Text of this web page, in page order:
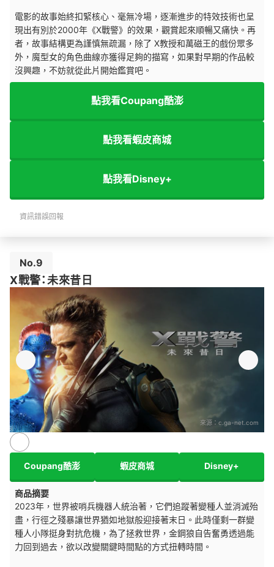
電影的故事始終扣緊核心、毫無冷場，逐漸進步的特效技術也呈
現出有別於2000年《X戰警》的效果，觀賞起來順暢又痛快。再
者，故事結構更為謹慎無疏漏，除了 X教授和萬磁王的戲份眾多
外，魔型女的角色曲線亦獲得足夠的描寫，如果對早期的作品較
沒興趣，不妨就從此片開始鑑賞吧。
點我看Coupang酷澎
點我看蝦皮商城
點我看Disney+
資訊錯誤回報
No.9
X戰警：未來昔日
來源： c.ga-net.com
Coupang酷澎 蝦皮商城 Disney+
商品摘要
2023年，世界被哨兵機器人統治著，它們追蹤著變種人並消滅殆
盡，行徑之殘暴讓世界猶如地獄般迎接著末日。此時僅剩一群變
種人小隊挺身對抗危機，為了拯救世界，金鋼狼自告奮勇透過能
力回到過去，欲以改變關鍵時間點的方式扭轉時間。